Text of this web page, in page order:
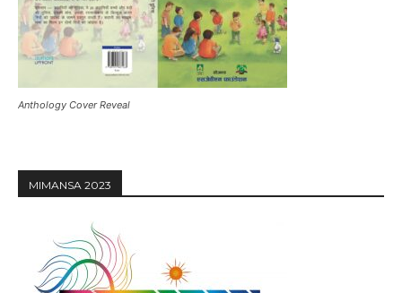
Anthology Cover Reveal
MIMANSA 2023